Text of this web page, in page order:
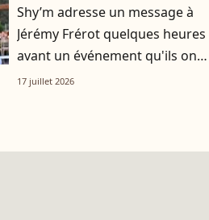
Shy’m adresse un message à
Jérémy Frérot quelques heures
avant un événement qu'ils ont
vécu ensemble
17 juillet 2026